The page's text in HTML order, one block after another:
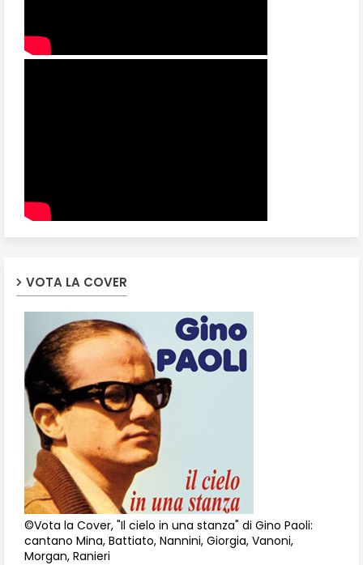
VOTA LA COVER
©Vota la Cover, "Il cielo in una stanza" di Gino Paoli:
cantano Mina, Battiato, Nannini, Giorgia, Vanoni,
Morgan, Ranieri